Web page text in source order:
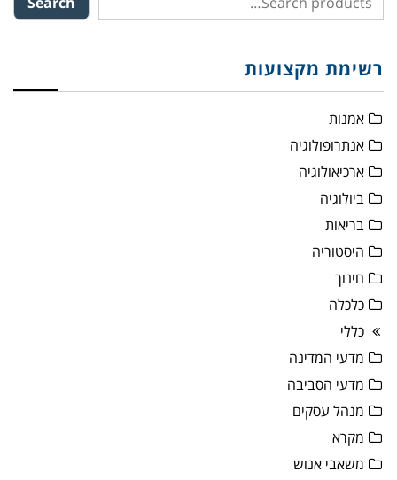
רשימת מקצועות
אמנות
אנתרופולוגיה
ארכיאולוגיה
ביולוגיה
בריאות
היסטוריה
חינוך
כלכלה
כללי
מדעי המדינה
מדעי הסביבה
מנהל עסקים
מקרא
משאבי אנוש